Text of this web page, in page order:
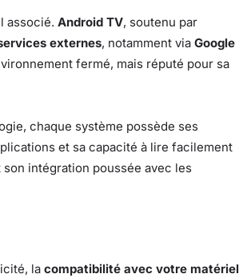
associé. Android TV, soutenu par
externes, notamment via Google
fermé, mais réputé pour sa
chaque système possède ses
et sa capacité à lire facilement
intégration poussée avec les
la compatibilité avec votre matériel